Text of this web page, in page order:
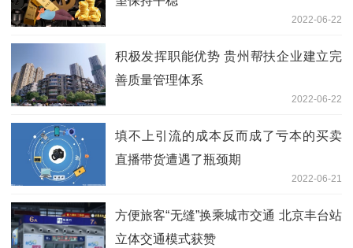
2022-06-22
积极发挥职能优势 贵州帮扶企业建立完
善质量管理体系
2022-06-22
填不上引流的成本反而成了亏本的买卖
直播带货遭遇了瓶颈期
2022-06-21
方便旅客“无缝”换乘城市交通 北京丰台站
立体交通模式获赞